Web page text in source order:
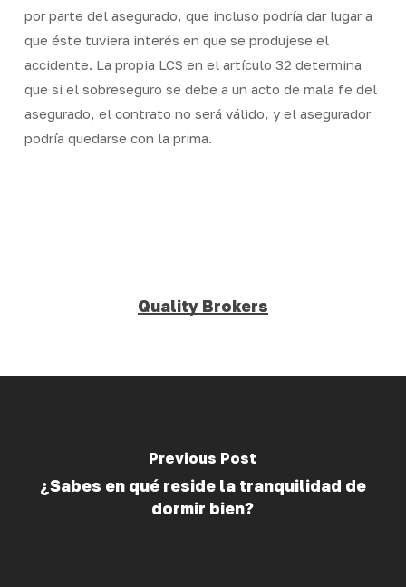
por parte del asegurado, que incluso podría dar lugar a
que éste tuviera interés en que se produjese el
accidente. La propia LCS en el artículo 32 determina
que si el sobreseguro se debe a un acto de mala fe del
asegurado, el contrato no será válido, y el asegurador
podría quedarse con la prima.
Quality Brokers
Previous Post
¿Sabes en qué reside la tranquilidad de
dormir bien?